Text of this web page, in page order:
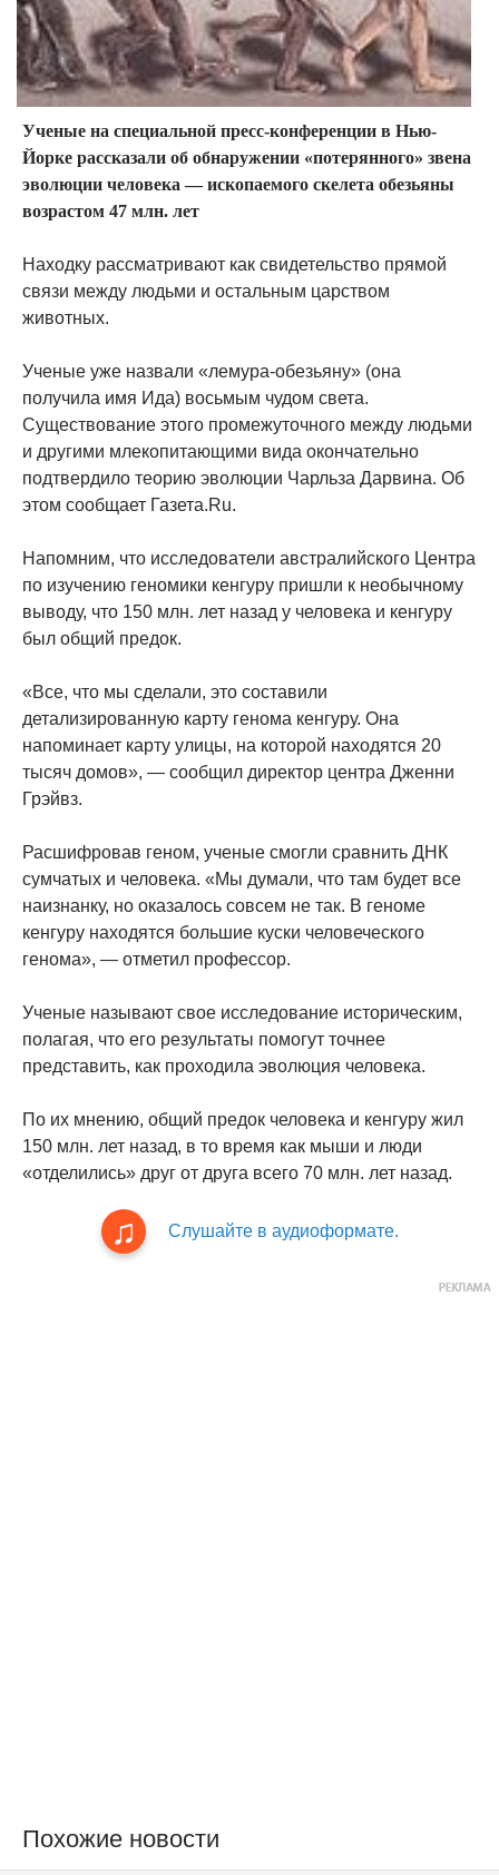
Ученые на специальной пресс-конференции в Нью-
Йорке рассказали об обнаружении «потерянного» звена
эволюции человека — ископаемого скелета обезьяны
возрастом 47 млн. лет
Находку рассматривают как свидетельство прямой
связи между людьми и остальным царством
животных.
Ученые уже назвали «лемура-обезьяну» (она
получила имя Ида) восьмым чудом света.
Существование этого промежуточного между людьми
и другими млекопитающими вида окончательно
подтвердило теорию эволюции Чарльза Дарвина. Об
этом сообщает Газета.Ru.
Напомним, что исследователи австралийского Центра
по изучению геномики кенгуру пришли к необычному
выводу, что 150 млн. лет назад у человека и кенгуру
был общий предок.
«Все, что мы сделали, это составили
детализированную карту генома кенгуру. Она
напоминает карту улицы, на которой находятся 20
тысяч домов», — сообщил директор центра Дженни
Грэйвз.
Расшифровав геном, ученые смогли сравнить ДНК
сумчатых и человека. «Мы думали, что там будет все
наизнанку, но оказалось совсем не так. В геноме
кенгуру находятся большие куски человеческого
генома», — отметил профессор.
Ученые называют свое исследование историческим,
полагая, что его результаты помогут точнее
представить, как проходила эволюция человека.
По их мнению, общий предок человека и кенгуру жил
150 млн. лет назад, в то время как мыши и люди
«отделились» друг от друга всего 70 млн. лет назад.
Слушайте в аудиоформате.
Похожие новости